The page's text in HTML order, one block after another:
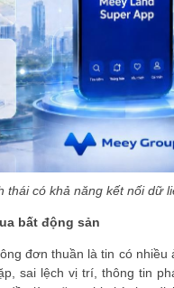
thái có khả năng kết nối dữ
bất động sản
đơn thuần là tin có
sai lệch vị trí, thông tin